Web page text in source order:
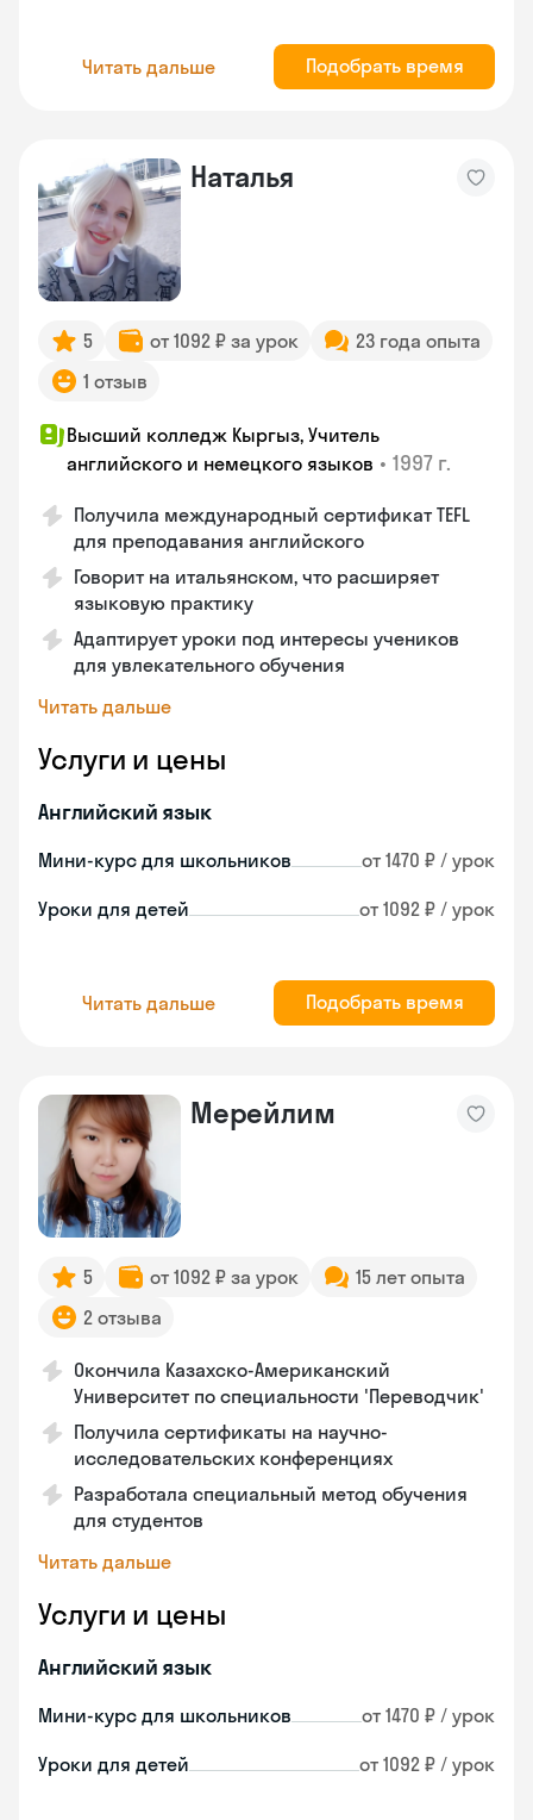
Читать дальше Подобрать время
Наталья
5 от 1092 ₽ за урок
23 года опыта
1 отзыв
Высший колледж Кыргыз, Учитель
английского и немецкого языков • 1997 г.
Получила международный сертификат TEFL
для преподавания английского
Говорит на итальянском, что расширяет
языковую практику
Адаптирует уроки под интересы учеников
для увлекательного обучения
Читать дальше
Услуги и цены
Английский язык
Мини-курс для школьников от 1470 ₽ / урок
Уроки для детей от 1092 ₽ / урок
Читать дальше Подобрать время
Мерейлим
5 от 1092 ₽ за урок
15 лет опыта
2 отзыва
Окончила Казахско-Американский
Университет по специальности 'Переводчик'
Получила сертификаты на научно-
исследовательских конференциях
Разработала специальный метод обучения
для студентов
Читать дальше
Услуги и цены
Английский язык
Мини-курс для школьников от 1470 ₽ / урок
Уроки для детей от 1092 ₽ / урок